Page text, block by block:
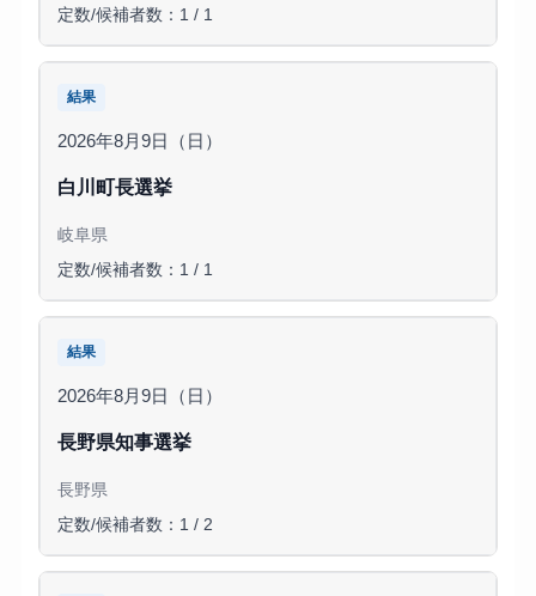
定数/候補者数：1 / 1
結果
2026年8月9日（日）
白川町長選挙
岐阜県
定数/候補者数：1 / 1
結果
2026年8月9日（日）
長野県知事選挙
長野県
定数/候補者数：1 / 2